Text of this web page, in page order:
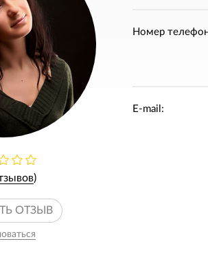
)
ОТЗЫВ
Номер
E-mail: